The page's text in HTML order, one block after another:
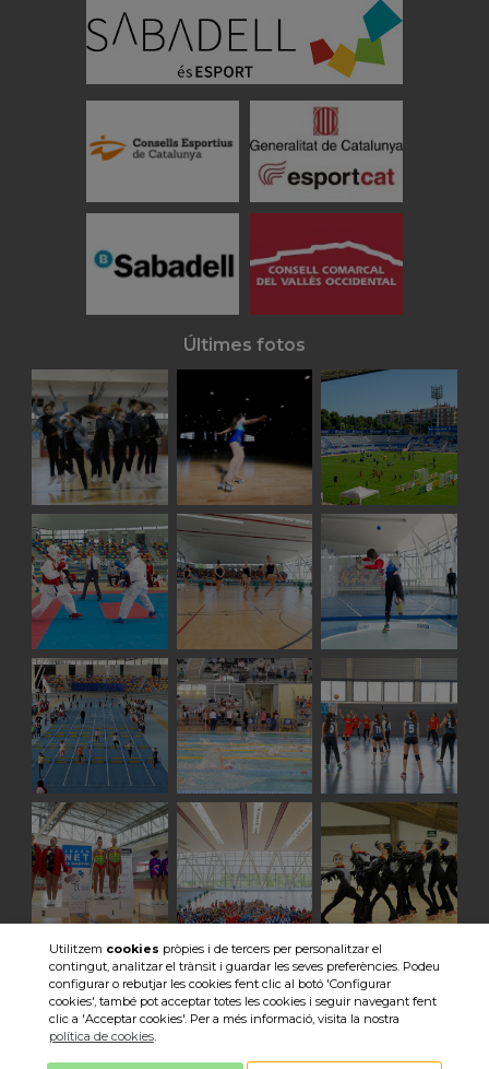
Últimes fotos
Veure totes les imatges
Utilitzem cookies pròpies i de tercers per personalitzar el
contingut, analitzar el trànsit i guardar les seves preferències. Podeu
configurar o rebutjar les cookies fent clic al botó 'Configurar
cookies', també pot acceptar totes les cookies i seguir navegant fent
clic a 'Acceptar cookies'. Per a més informació, visita la nostra
política de cookies.